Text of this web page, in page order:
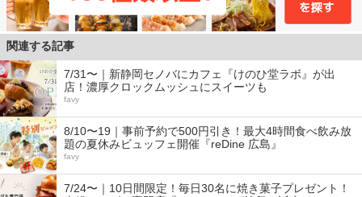
関連する記事
7/31〜｜新静岡セノバにカフェ『けのひ堂ラボ』が出
店！濃厚クロックムッシュにスイーツも
favy
8/10〜19｜事前予約で500円引き！最大4時間食べ飲み放
題の夏休みビュッフェ開催『reDine 広島』
favy
7/24〜｜10日間限定！毎日30名に焼き菓子プレゼント！